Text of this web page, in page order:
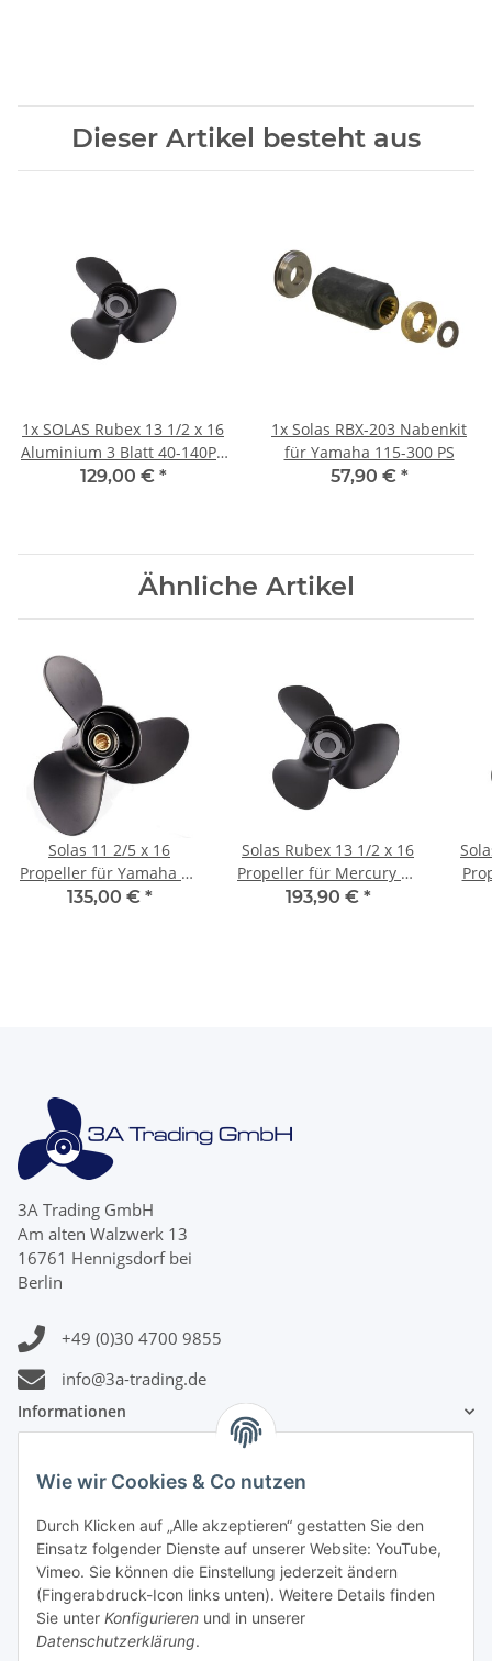
Wie wir Cookies & Co nutzen
Durch Klicken auf „Alle akzeptieren“ gestatten Sie den
Einsatz folgender Dienste auf unserer Website: YouTube,
Vimeo. Sie können die Einstellung jederzeit ändern
(Fingerabdruck-Icon links unten). Weitere Details finden
Sie unter Konfigurieren und in unserer
Datenschutzerklärung.
Dieser Artikel besteht aus
1x SOLAS Rubex 13 1/2 x 16
Aluminium 3 Blatt 40-140PS
4 1/4" Getriebe
129,00 € *
1x Solas RBX-203 Nabenkit
für Yamaha 115-300 PS
57,90 € *
Ähnliche Artikel
Solas 11 2/5 x 16
Propeller für Yamaha 40
50 60 PS 3 Blatt mit 13
135,00 € *
Solas Rubex 13 1/2 x 16
Propeller für Mercury 75
80 90 100 115 3-Blatt 15-
193,90 € *
3A Trading GmbH
Am alten Walzwerk 13
16761 Hennigsdorf bei
Berlin
+49 (0)30 4700 9855
info@3a-trading.de
Informationen
Gesetzliche Informationen
Zahlungsinformationen